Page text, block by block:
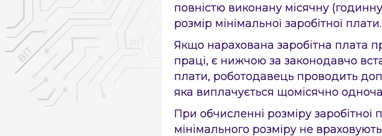
повністю виконану місячну
розмір мінімальної заробітної плати.
Якщо нарахована заробітна плата
праці, є нижчою за законодавчо
плати, роботодавець проводить
яка виплачується щомісячно
При обчисленні розміру заробітної
мінімального розміру не